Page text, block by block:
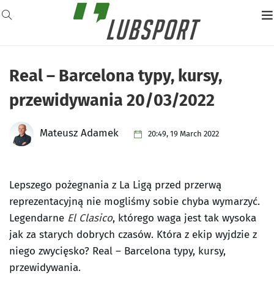
Real – Barcelona typy, kursy,
przewidywania 20/03/2022
Mateusz Adamek 20:49, 19 March 2022
Lepszego pożegnania z La Ligą przed przerwą
reprezentacyjną nie mogliśmy sobie chyba wymarzyć.
Legendarne El Clasico, którego waga jest tak wysoka
jak za starych dobrych czasów. Która z ekip wyjdzie z
niego zwycięsko? Real – Barcelona typy, kursy,
przewidywania.